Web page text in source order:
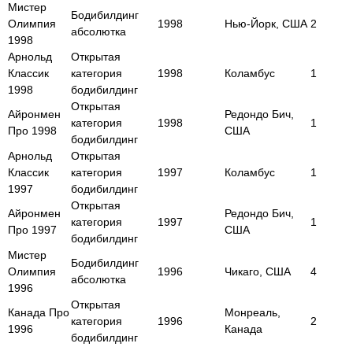
Мистер
Олимпия
1998
Бодибилдинг
абсолютка
1998 Нью-Йорк, США 2
Арнольд
Классик
1998
Открытая
категория
бодибилдинг
1998 Коламбус 1
Айронмен
Про 1998
Открытая
категория
бодибилдинг
1998
Редондо Бич,
США
1
Арнольд
Классик
1997
Открытая
категория
бодибилдинг
1997 Коламбус 1
Айронмен
Про 1997
Открытая
категория
бодибилдинг
1997
Редондо Бич,
США
1
Мистер
Олимпия
1996
Бодибилдинг
абсолютка
1996 Чикаго, США 4
Канада Про
1996
Открытая
категория
бодибилдинг
1996
Монреаль,
Канада
2